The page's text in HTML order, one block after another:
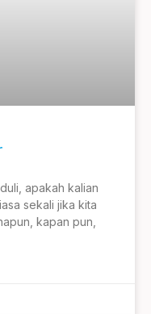
apakah kalian
sekali jika kita
kapan pun,